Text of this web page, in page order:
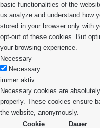
basic functionalities of the
us analyze and understand how
stored in your browser only with
opt-out of these cookies. But
your browsing experience.
Necessary
Necessary
immer aktiv
Necessary cookies are
properly. These cookies ensure
the website, anonymously.
Cookie
Dauer